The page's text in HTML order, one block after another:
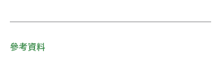
參考資料